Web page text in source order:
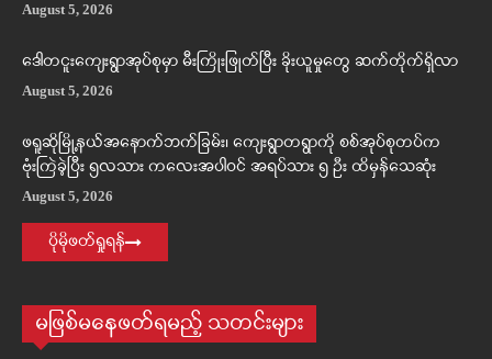
August 5, 2026
ဒေါတငူးကျေးရွာအုပ်စုမှာ မီးကြိုးဖြုတ်ပြီး ခိုးယူမှုတွေ ဆက်တိုက်ရှိလာ
August 5, 2026
ဖရူဆိုမြို့နယ်အနောက်ဘက်ခြမ်း၊ ကျေးရွာတရွာကို စစ်အုပ်စုတပ်က
ဗုံးကြဲခဲ့ပြီး ၅လသား ကလေးအပါဝင် အရပ်သား ၅ ဦး ထိမှန်သေဆုံး
August 5, 2026
ပိုမိုဖတ်ရှုရန်
မဖြစ်မနေဖတ်ရမည့် သတင်းများ